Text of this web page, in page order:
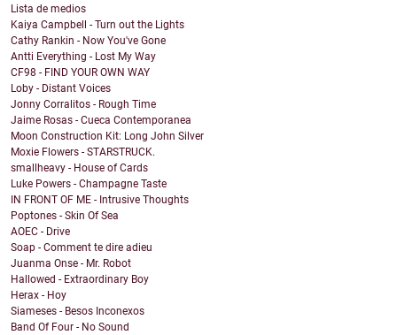
Lista de medios
Kaiya Campbell - Turn out the Lights
Cathy Rankin - Now You've Gone
Antti Everything - Lost My Way
CF98 - FIND YOUR OWN WAY
Loby - Distant Voices
Jonny Corralitos - Rough Time
Jaime Rosas - Cueca Contemporanea
Moon Construction Kit: Long John Silver
Moxie Flowers - STARSTRUCK.
smallheavy - House of Cards
Luke Powers - Champagne Taste
IN FRONT OF ME - Intrusive Thoughts
Poptones - Skin Of Sea
AOEC - Drive
Soap - Comment te dire adieu
Juanma Onse - Mr. Robot
Hallowed - Extraordinary Boy
Herax - Hoy
Siameses - Besos Inconexos
Band Of Four - No Sound